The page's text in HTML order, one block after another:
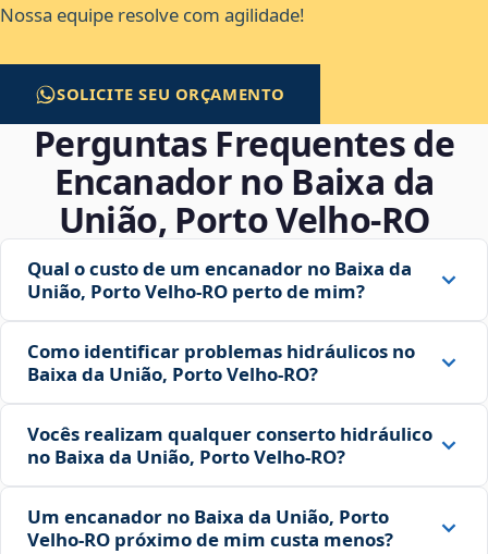
Nossa equipe resolve com agilidade!
SOLICITE SEU ORÇAMENTO
Perguntas Frequentes de
Encanador no Baixa da
União, Porto Velho‑RO
Qual o custo de um encanador no Baixa da
União, Porto Velho‑RO perto de mim?
Como identificar problemas hidráulicos no
Baixa da União, Porto Velho‑RO?
Vocês realizam qualquer conserto hidráulico
no Baixa da União, Porto Velho‑RO?
Um encanador no Baixa da União, Porto
Velho‑RO próximo de mim custa menos?